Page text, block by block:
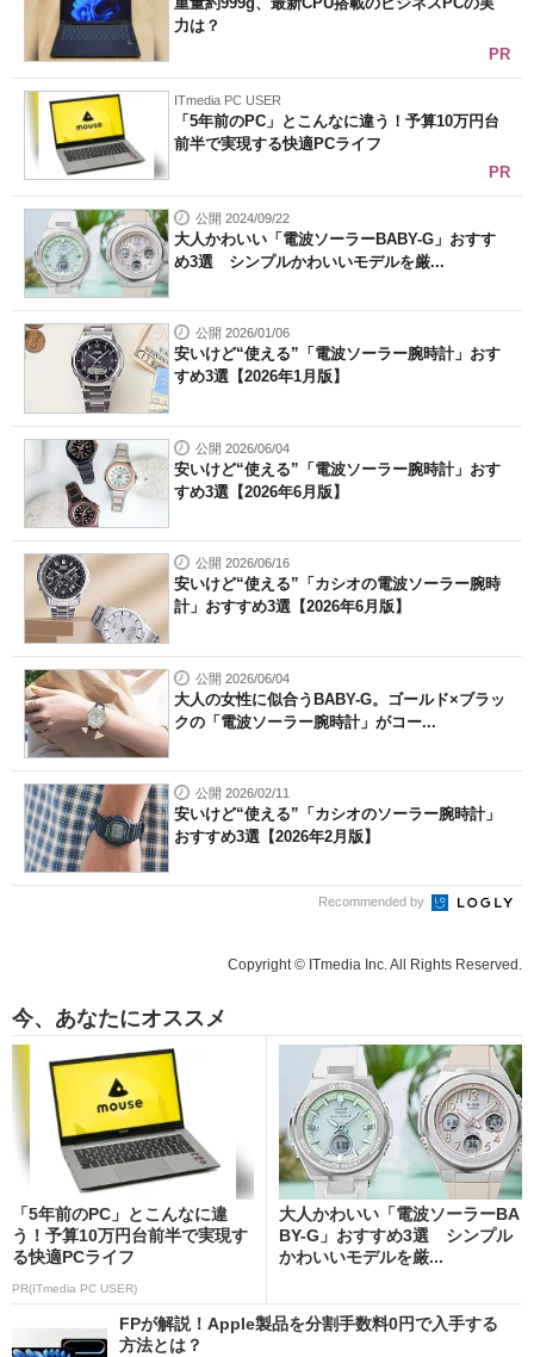
力は？
PR
ITmedia PC USER
「5年前のPC」とこんなに違う！予算10万円台
前半で実現する快適PCライフ
PR
公開 2024/09/22
大人かわいい「電波ソーラーBABY-G」おすす
め3選 シンプルかわいいモデルを厳...
公開 2026/01/06
安いけど“使える”「電波ソーラー腕時計」おす
すめ3選【2026年1月版】
公開 2026/06/04
安いけど“使える”「電波ソーラー腕時計」おす
すめ3選【2026年6月版】
公開 2026/06/16
安いけど“使える”「カシオの電波ソーラー腕時
計」おすすめ3選【2026年6月版】
公開 2026/06/04
大人の女性に似合うBABY-G。ゴールド×ブラッ
クの「電波ソーラー腕時計」がコー...
公開 2026/02/11
安いけど“使える”「カシオのソーラー腕時計」
おすすめ3選【2026年2月版】
Recommended by
Copyright © ITmedia Inc. All Rights Reserved.
今、あなたにオススメ
「5年前のPC」とこんなに違
う！予算10万円台前半で実現す
る快適PCライフ
PR(ITmedia PC USER)
大人かわいい「電波ソーラーBA
BY-G」おすすめ3選 シンプル
かわいいモデルを厳...
FPが解説！Apple製品を分割手数料0円で入手する
方法とは？